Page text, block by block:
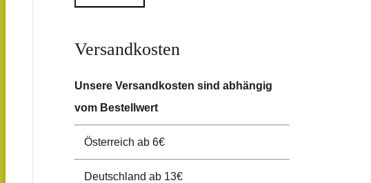
Versandkosten
Unsere Versandkosten sind abhängig
vom Bestellwert
Österreich ab 6€
Deutschland ab 13€